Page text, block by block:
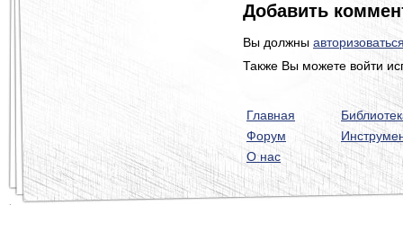
Добавить
Вы должны
Также Вы можете войти
Главная
Форум
О нас